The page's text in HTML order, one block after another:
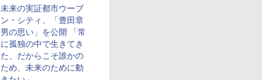
未来の実証都市ウーブ
ン・シティ、「豊田章
男の思い」を公開 「常
に孤独の中で生きてき
た、だからこそ誰かの
ため、未来のために動